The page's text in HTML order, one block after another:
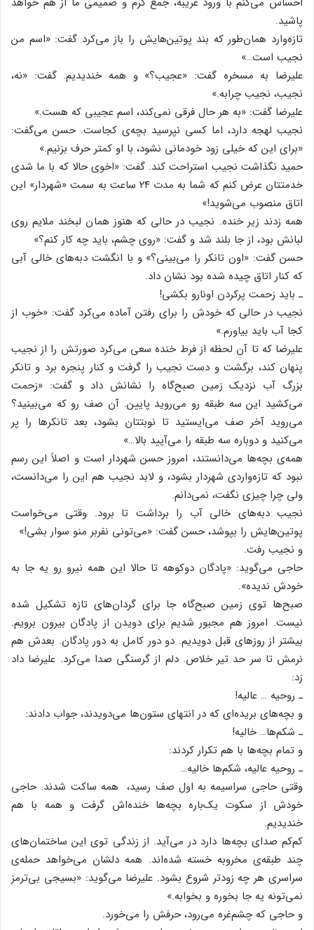
پاشید.
تازه‌وارد همان‌طور که بند پوتین‌هایش را باز می‌کرد گفت: «اسم من
نجیب است…»
علیرضا به مسخره گفت: «عجیب؟» و همه خندیدیم. گفت: «نه،
نجیب، نجیب چرابه.»
علیرضا گفت: «به هر حال فرقی نمی‌کند، اسم عجیبی که هست.»
نجیب لهجه دارد، اما کسی نپرسید بچه‌ی کجاست. حسن می‌گفت:
«برای این که خیلی زود خودمانی نشود، با او کمتر حرف بزنیم.»
حمید نگذاشت نجیب استراحت کند. گفت: «اخوی حالا که با ما شدی
خدمتتان عرض کنم که شما به مدت ۲۴ ساعت به سمت «شهردار» این
اتاق منصوب می‌شوید!»
همه زدند زیر خنده. نجیب در حالی که هنوز همان لبخند ملایم روی
لبانش بود، از جا بلند شد و گفت: «روی چشم، باید چه کار کنم؟»
حسن گفت: «اون تانکر را می‌بینی؟» و با انگشت دبه‌های خالی آبی
که کنار اتاق چیده شده بود نشان داد.
ـ باید زحمت پرکردن اونارو بکشی!
نجیب در حالی که خودش را برای رفتن آماده می‌کرد گفت: «خوب از
کجا آب باید بیاورم.»
علیرضا که تا آن لحظه از فرط خنده سعی می‌کرد صورتش را از نجیب
پنهان کند، برگشت و دست نجیب را گرفت و کنار پنجره برد و تانکر
بزرگ آب نزدیک زمین صبح‌گاه را نشانش داد و گفت: «زحمت
می‌کشید این سه طبقه رو می‌روید پایین. آن صف رو که می‌بینید؟
می‌روید آخر صف می‌ایستید تا نوبتتان بشود، بعد تانکرها را پر
می‌کنید و دوباره سه طبقه را می‌آیید بالا…»
همه‌ی بچه‌ها می‌دانستند، امروز حسن شهردار است و اصلاً این رسم
نبود که تازه‌واردی شهردار بشود، و لابد نجیب هم این را می‌دانست،
ولی چرا چیزی نگفت، نمی‌دانم.
نجیب دبه‌های خالی آب را برداشت تا برود. وقتی می‌خواست
پوتین‌هایش را بپوشد، حسن گفت: «می‌تونی نفربر منو سوار بشی!»
و نجیب رفت.
حاجی می‌گوید: «پادگان دوکوهه تا حالا این همه نیرو رو یه جا به
خودش ندیده».
صبح‌ها توی زمین صبح‌گاه جا برای گردان‌های تازه تشکیل شده
نیست. امروز هم مجبور شدیم برای دویدن از پادگان بیرون برویم.
بیشتر از روزهای قبل دویدیم. دو دور کامل به دور پادگان. بعدش هم
نرمش تا سر حد تیر خلاص. دلم از گرسنگی صدا می‌کرد. علیرضا داد
زد:
ـ روحیه … عالیه!
و بچه‌های بریده‌ای که در انتهای ستون‌ها می‌دویدند، جواب دادند:
ـ شکم‌ها… خالیه!
و تمام بچه‌ها با هم تکرار کردند:
ـ روحیه عالیه، شکم‌ها خالیه…
وقتی حاجی سراسیمه به اول صف رسید، ‌ همه ساکت شدند. حاجی
خودش از سکوت یک‌باره بچه‌ها خنده‌اش گرفت و همه با هم
خندیدیم.
کم‌کم صدای بچه‌ها دارد در می‌آید. از زندگی توی این ساختمان‌های
چند طبقه‌ی مخروبه خسته شده‌اند. همه دلشان می‌خواهد حمله‌ی
سراسری هر چه زودتر شروع بشود. علیرضا می‌گوید: «بسیجی بی‌ترمز
نمی‌تونه یه جا بخوره و بخوابه.»
و حاجی که چشم‌غره می‌رود، حرفش را می‌خورد.